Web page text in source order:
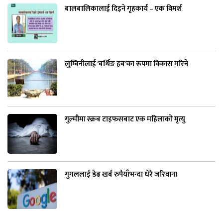
बालबालिकालाई दिइने गृहकार्य – एक विमर्श
लुम्बिनीलाई ‘बर्थिङ हब’का रूपमा विकास गरिने
गुल्मीमा स्क्रब टाइफसबाट एक महिलाको मृत्यु
गुगललाई डेढ खर्ब रुपैयाँभन्दा धेरै जरिवाना